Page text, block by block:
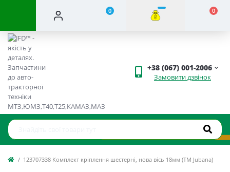
0 0
+38 (067) 001-2006
Замовити дзвінок
123707338 Комплект кріплення шестерні, нова вісь 18мм (ТМ Jubana)